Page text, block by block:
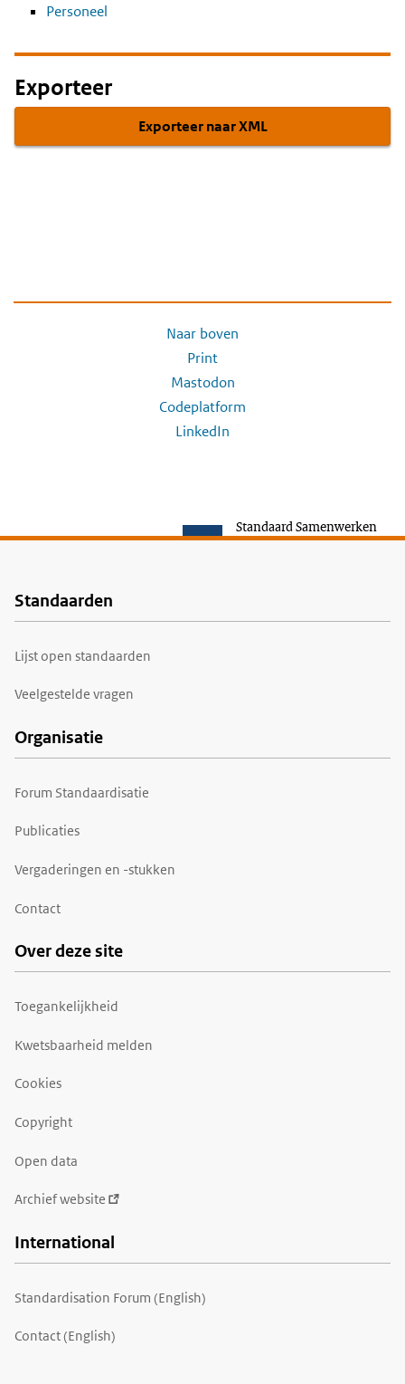
Personeel
Exporteer
Exporteer naar XML
Naar boven
Print
Mastodon
Codeplatform
LinkedIn
Standaard Samenwerken
Voet
Standaarden
Lijst open standaarden
Veelgestelde vragen
Organisatie
Forum Standaardisatie
Publicaties
Vergaderingen en -stukken
Contact
Over deze site
Toegankelijkheid
Kwetsbaarheid melden
Cookies
Copyright
Open data
Archief website
International
Standardisation Forum (English)
Contact (English)